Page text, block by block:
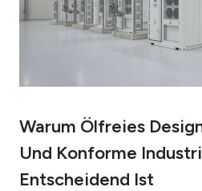
Warum Ölfreies
Und Konforme
Entscheidend Ist